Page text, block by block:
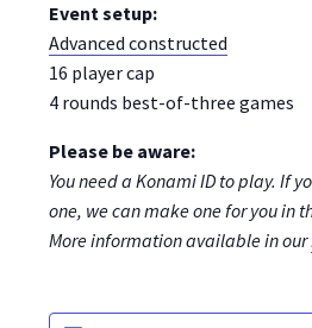
Event setup:
Advanced constructed
16 player cap
4 rounds best-of-three games
Please be aware:
You need a Konami ID to play. If
one, we can make one for you in
More information available in our